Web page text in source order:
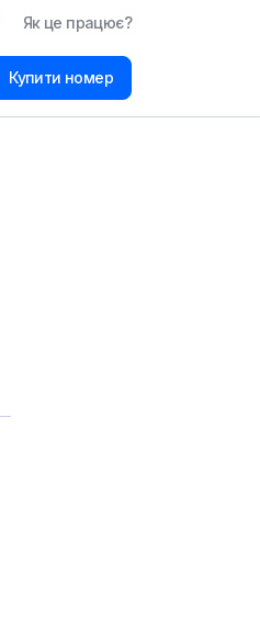
Як це працює?
Купити номер